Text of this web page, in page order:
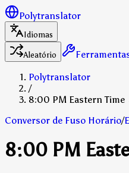
Polytranslator
Idiomas
Aleatório
Polytranslator
/
8:00 PM Eastern Time
Conversor de Fuso Horário/
8:00 PM